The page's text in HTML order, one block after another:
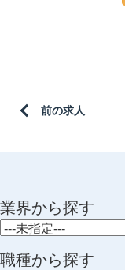
前の求人
業界から探す
職種から探す